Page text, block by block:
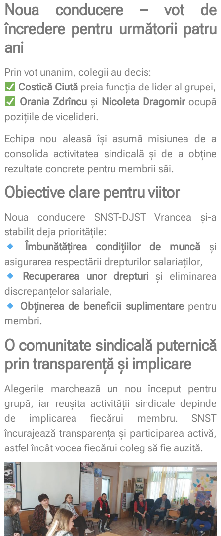
Noua conducere – vot de
încredere pentru următorii patru
ani
Prin vot unanim, colegii au decis:
Costică Ciută preia funcția de lider al grupei,
Orania Zdrîncuși Nicoleta Dragomirocupă
pozițiile de vicelideri.
Echipa nou aleasă își asumă misiunea de a
consolida activitatea sindicală și de a obține
rezultate concrete pentru membrii săi.
Obiective clare pentru viitor
Noua conducere SNST-DJST Vrancea și-a
stabilit deja prioritățile:
Îmbunătățirea condițiilor de muncăși
asigurarea respectării drepturilor salariaților,
Recuperarea unor drepturi și eliminarea
discrepanțelor salariale,
Obținerea de beneficii suplimentarepentru
membri.
O comunitate sindicală puternică
prin transparență și implicare
Alegerile marchează un nou început pentru
grupă, iar reușita activității sindicale depinde
de implicarea fiecărui membru. SNST
încurajează transparența și participarea activă,
astfel încât vocea fiecărui coleg să fie auzită.